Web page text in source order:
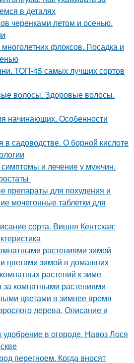
в деталях
черенками летом и осенью.
флоксов. Посадка и
ТОП-45 самых лучших сортов
волосы. Здоровые волосы.
начинающих. Особенности
в садоводстве. О борной кислоте
и лечение у мужчин.
препараты для похудения и
мочегонные таблетки для
сорта. Вишня Кентская:
растениями зимой
цветами зимой в домашних
растений к зиме
за комнатными растениями
цветами в зимнее время
дерева. Описание и
в огороде. Навоз Лося
перегноем. Когда вносят